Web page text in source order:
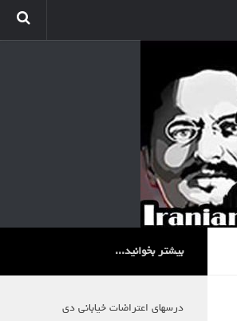
بیشتر بخوانید...
درسهای اعتراضات خیابانی دی